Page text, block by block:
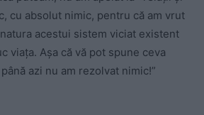
cu absolut nimic, pentru că am vrut
acestui sistem viciat existent
viața. Așa că vă pot spune ceva
azi nu am rezolvat nimic!”